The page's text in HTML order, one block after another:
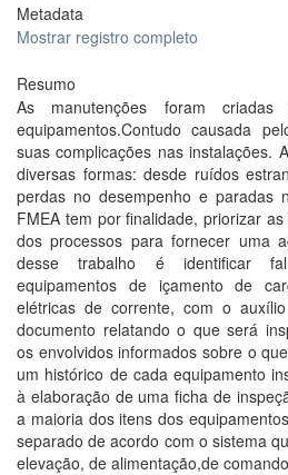
Metadata
Mostrar registro completo
Resumo
As manutenções foram
equipamentos.Contudo causada
suas complicações nas instalações.
diversas formas: desde ruídos
perdas no desempenho e paradas
FMEA tem por finalidade, priorizar
dos processos para fornecer uma
desse trabalho é identificar
equipamentos de içamento de
elétricas de corrente, com o
documento relatando o que será
os envolvidos informados sobre o
um histórico de cada equipamento
à elaboração de uma ficha de
a maioria dos itens dos
separado de acordo com o sistema
elevação, de alimentação,de